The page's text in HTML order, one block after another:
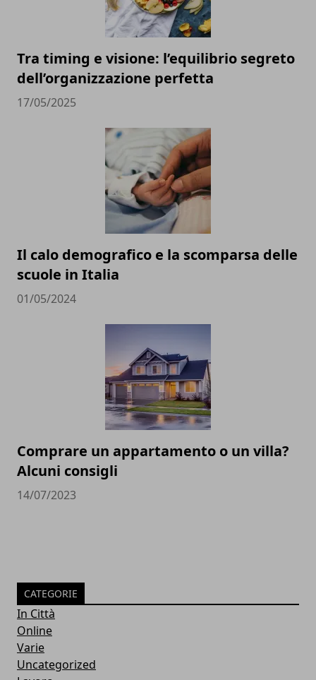
Tra timing e visione: l’equilibrio segreto
dell’organizzazione perfetta
17/05/2025
Il calo demografico e la scomparsa delle
scuole in Italia
01/05/2024
Comprare un appartamento o un villa?
Alcuni consigli
14/07/2023
CATEGORIE
In Città
Online
Varie
Uncategorized